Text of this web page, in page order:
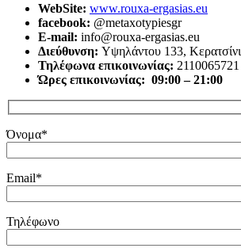
WebSite: www.rouxa-ergasias.eu
facebook: @metaxotypiesgr
E-mail: info@rouxa-ergasias.eu
Διεύθυνση: Υψηλάντου 133, Κερατσίνι
Τηλέφωνα επικοινωνίας:
Ώρες επικοινωνίας: 09:00 – 21:00
Όνομα*
Email*
Τηλέφωνο